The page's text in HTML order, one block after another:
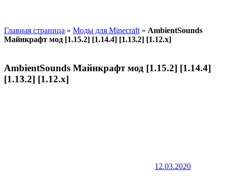
Главная страница » Моды для Minecraft » AmbientSounds
Майнкрафт мод [1.15.2] [1.14.4] [1.13.2] [1.12.х]
AmbientSounds Майнкрафт мод [1.15.2] [1.14.4]
[1.13.2] [1.12.х]
12.03.2020